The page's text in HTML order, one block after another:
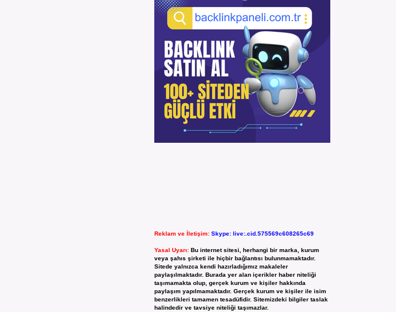
Reklam ve İletişim: Skype: live:.cid.575569c608265c69
Yasal Uyarı: Bu internet sitesi, herhangi bir marka, kurum
veya şahıs şirketi ile hiçbir bağlantısı bulunmamaktadır.
Sitede yalnızca kendi hazırladığımız makaleler
paylaşılmaktadır. Burada yer alan içerikler haber niteliği
taşımamakta olup, gerçek kurum ve kişiler hakkında
paylaşım yapılmamaktadır. Gerçek kurum ve kişiler ile isim
benzerlikleri tamamen tesadüfidir. Sitemizdeki bilgiler taslak
halindedir ve tavsiye niteliği taşımazlar.